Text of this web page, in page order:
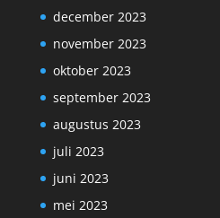
december 2023
november 2023
oktober 2023
september 2023
augustus 2023
juli 2023
juni 2023
mei 2023